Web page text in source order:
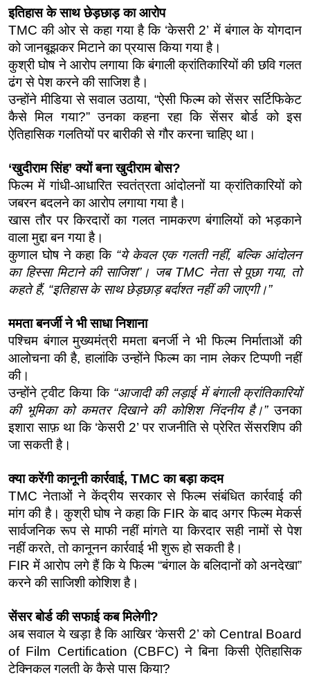
इतिहास के साथ छेड़छाड़ का आरोप
TMC की ओर से कहा गया है कि ‘केसरी 2’ में बंगाल के योगदान
को जानबूझकर मिटाने का प्रयास किया गया है।
कुश्री घोष ने आरोप लगाया कि बंगाली क्रांतिकारियों की छवि गलत
ढंग से पेश करने की साजिश है।
उन्होंने मीडिया से सवाल उठाया, “ऐसी फिल्म को सेंसर सर्टिफिकेट
कैसे मिल गया?” उनका कहना रहा कि सेंसर बोर्ड को इस
ऐतिहासिक गलतियों पर बारीकी से गौर करना चाहिए था।
‘खुदीराम सिंह’ क्यों बना खुदीराम बोस?
फिल्म में गांधी-आधारित स्वतंत्रता आंदोलनों या क्रांतिकारियों को
जबरन बदलने का आरोप लगाया गया है।
खास तौर पर किरदारों का गलत नामकरण बंगालियों को भड़काने
वाला मुद्दा बन गया है।
कुणाल घोष ने कहा कि “ये केवल एक गलती नहीं, बल्कि आंदोलन
का हिस्सा मिटाने की साजिश”। जब TMC नेता से पूछा गया, तो
कहते हैं, “इतिहास के साथ छेड़छाड़ बर्दाश्त नहीं की जाएगी।”
ममता बनर्जी ने भी साधा निशाना
पश्चिम बंगाल मुख्यमंत्री ममता बनर्जी ने भी फिल्म निर्माताओं की
आलोचना की है, हालांकि उन्होंने फिल्म का नाम लेकर टिप्पणी नहीं
की।
उन्होंने ट्वीट किया कि “आजादी की लड़ाई में बंगाली क्रांतिकारियों
की भूमिका को कमतर दिखाने की कोशिश निंदनीय है।” उनका
इशारा साफ़ था कि ‘केसरी 2’ पर राजनीति से प्रेरित सेंसरशिप की
जा सकती है।
क्या करेंगी कानूनी कार्रवाई, TMC का बड़ा कदम
TMC नेताओं ने केंद्रीय सरकार से फिल्म संबंधित कार्रवाई की
मांग की है। कुश्री घोष ने कहा कि FIR के बाद अगर फिल्म मेकर्स
सार्वजनिक रूप से माफी नहीं मांगते या किरदार सही नामों से पेश
नहीं करते, तो कानूनन कार्रवाई भी शुरू हो सकती है।
FIR में आरोप लगे हैं कि ये फिल्म “बंगाल के बलिदानों को अनदेखा”
करने की साजिशी कोशिश है।
सेंसर बोर्ड की सफाई कब मिलेगी?
अब सवाल ये खड़ा है कि आखिर ‘केसरी 2’ को Central Board
of Film Certification (CBFC) ने बिना किसी ऐतिहासिक
टेक्निकल गलती के कैसे पास किया?